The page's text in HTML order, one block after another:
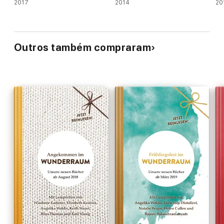
2017 2014
Outros também compraram